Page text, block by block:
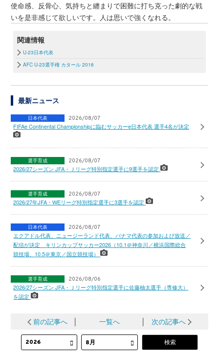
使命感、反骨心、気持ちと纏まりで困難に打ち克った劇的な戦
いを是非感じて欲しいです。人は思いで強くなれる。
関連情報
U-23日本代表
AFC U-23選手権 カタール 2016
最新ニュース
日本代表 2026/08/07
FIFAe Continental Championshipに臨むサッカーe日本代表 選手4名が決定
選手育成 2026/08/07
2026/27シーズン JFA・Ｊリーグ特別指定選手に9選手を認定
選手育成 2026/08/07
2026/27年JFA・WEリーグ特別指定選手に3選手を認定
日本代表 2026/08/07
エクアドル代表、ニュージーランド代表、パナマ代表の参加および放送／
配信が決定 キリンカップサッカー2026（10.1＠神奈川／横浜国際総合
競技場、10.5＠東京／国立競技場）
選手育成 2026/08/06
2026/27シーズン JFA・Ｊリーグ特別指定選手に佐藤柚太選手（専修大）
を認定
前の記事へ 一覧へ 次の記事へ